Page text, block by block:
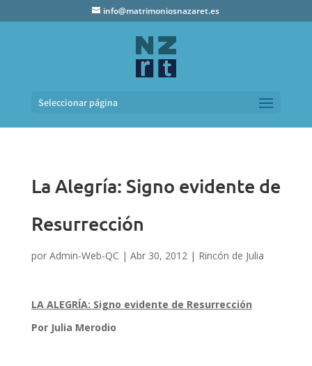
info@matrimoniosnazaret.es
Seleccionar página
La Alegría: Signo evidente de
Resurrección
por Admin-Web-QC | Abr 30, 2012| Rincón de Julia
LA ALEGRÍA: Signo evidente de Resurrección
Por Julia Merodio